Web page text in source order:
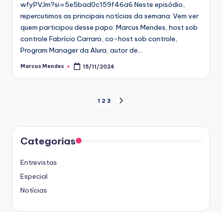
wfyPVJm?si=5e5bad0c159f46a6 Neste episódio,
repercutimos as principais notícias da semana. Vem ver
quem participou desse papo: Marcus Mendes, host sob
controle Fabrício Carraro, co-host sob controle,
Program Manager da Alura, autor de…
Posted
Marcus Mendes 15/11/2024
de
posts
1 2 3
Categorias
Entrevistas
Especial
Notícias